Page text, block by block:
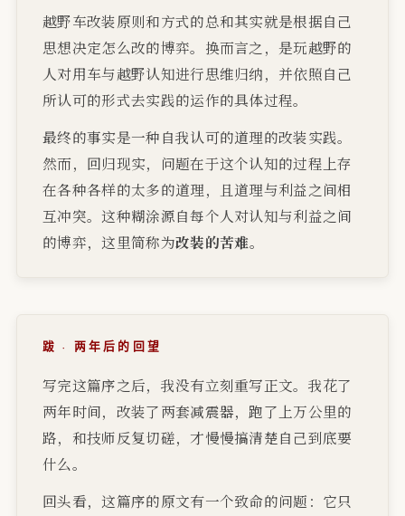
越野车改装原则和方式的总和其实就是根据自己
思想决定怎么改的博弈。换而言之，是玩越野的
人对用车与越野认知进行思维归纳，并依照自己
所认可的形式去实践的运作的具体过程。
最终的事实是一种自我认可的道理的改装实践。
然而，回归现实，问题在于这个认知的过程上存
在各种各样的太多的道理，且道理与利益之间相
互冲突。这种糊涂源自每个人对认知与利益之间
的博弈，这里简称为改装的苦难。
跋 · 两年后的回望
写完这篇序之后，我没有立刻重写正文。我花了
两年时间，改装了两套减震器，跑了上万公里的
路，和技师反复切磋，才慢慢搞清楚自己到底要
什么。
回头看，这篇序的原文有一个致命的问题：它只